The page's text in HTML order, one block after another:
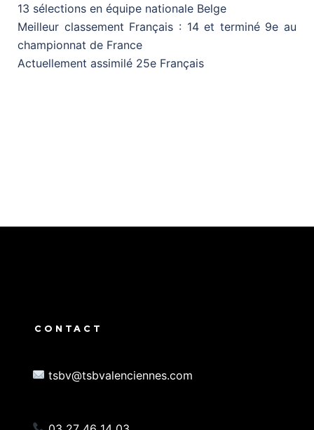
13 sélections en équipe nationale Belge
Meilleur classement Français : 14 et terminé 9e au
championnat de France
Actuellement assimilé 25e Français
CONTACT
tsbv@tsbvalenciennes.com